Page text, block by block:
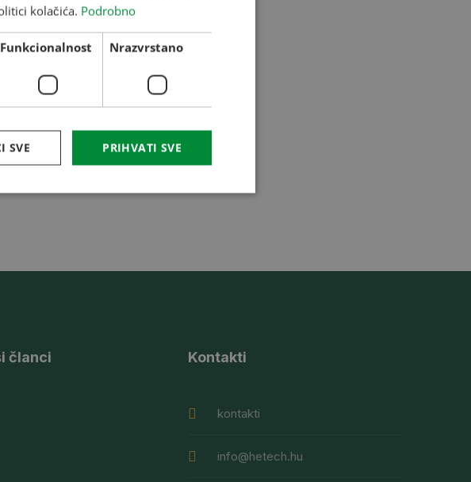
članci Kontakti
kontakti
info@hetech.hu
ROMANIAN
kolačića. Podrobno
Funkcionalnost Nrazvrstano
PRIHVATI SVE
SVE